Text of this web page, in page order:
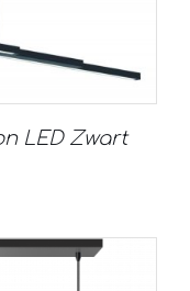
LED Zwart